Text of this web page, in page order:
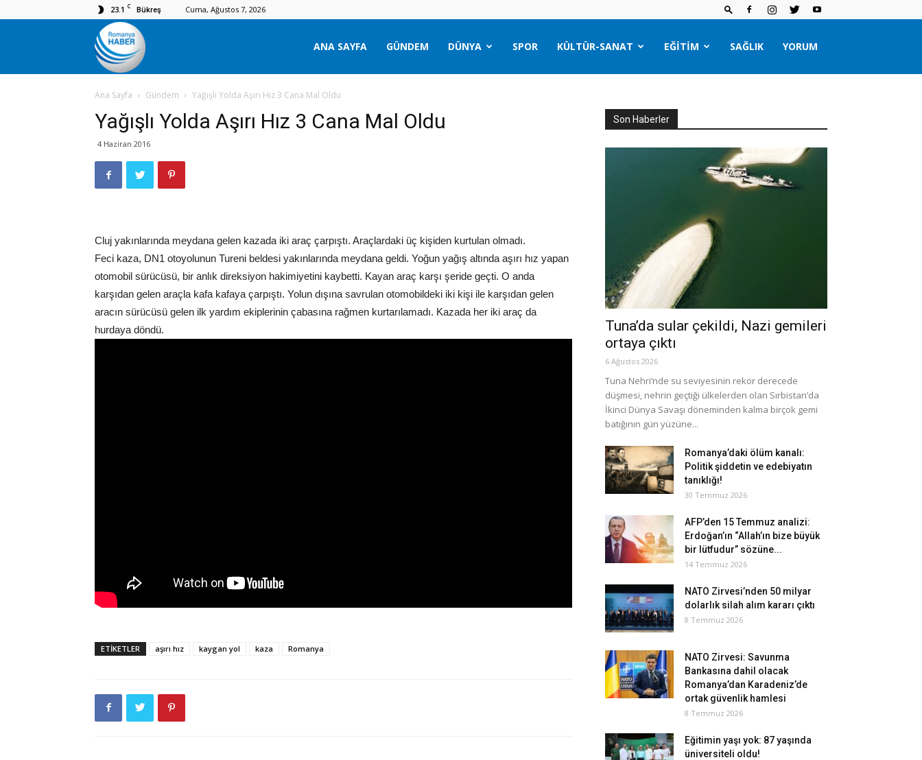
23.1 C Bükreş Cuma, Ağustos 7, 2026
Romanya
Haber
ANA SAYFA GÜNDEM DÜNYA SPOR KÜLTÜR-SANAT EĞITIM SAĞLIK YORUM
Ana Sayfa Gündem Yağışlı Yolda Aşırı Hız 3 Cana Mal Oldu
Yağışlı Yolda Aşırı Hız 3 Cana Mal Oldu
4 Haziran 2016
Cluj yakınlarında meydana gelen kazada iki araç çarpıştı. Araçlardaki üç kişiden kurtulan olmadı.
Feci kaza, DN1 otoyolunun Tureni beldesi yakınlarında meydana geldi. Yoğun yağış altında aşırı hız yapan
otomobil sürücüsü, bir anlık direksiyon hakimiyetini kaybetti. Kayan araç karşı şeride geçti. O anda
karşıdan gelen araçla kafa kafaya çarpıştı. Yolun dışına savrulan otomobildeki iki kişi ile karşıdan gelen
aracın sürücüsü gelen ilk yardım ekiplerinin çabasına rağmen kurtarılamadı. Kazada her iki araç da
hurdaya döndü.
ETIKETLER aşırı hız kaygan yol kaza Romanya
Son Haberler
Tuna’da sular çekildi, Nazi gemileri
ortaya çıktı
6 Ağustos 2026
Tuna Nehri’nde su seviyesinin rekor derecede
düşmesi, nehrin geçtiği ülkelerden olan Sırbistan’da
İkinci Dünya Savaşı döneminden kalma birçok gemi
batığının gün yüzüne...
Romanya’daki ölüm kanalı:
Politik şiddetin ve edebiyatın
tanıklığı!
30 Temmuz 2026
AFP’den 15 Temmuz analizi:
Erdoğan’ın “Allah’ın bize büyük
bir lütfudur” sözüne...
14 Temmuz 2026
NATO Zirvesi’nden 50 milyar
dolarlık silah alım kararı çıktı
8 Temmuz 2026
NATO Zirvesi: Savunma
Bankasına dahil olacak
Romanya’dan Karadeniz’de
ortak güvenlik hamlesi
8 Temmuz 2026
Eğitimin yaşı yok: 87 yaşında
üniversiteli oldu!